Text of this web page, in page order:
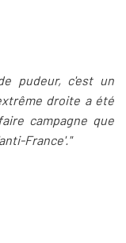
pudeur, c'est un
droite a été
campagne que
France'."